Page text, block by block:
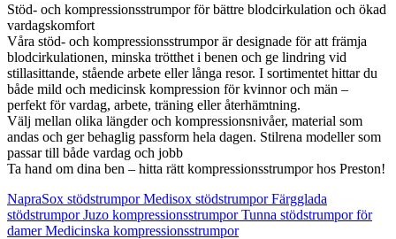
Stöd- och kompressionsstrumpor för bättre blodcirkulation och ökad
vardagskomfort
Våra stöd- och kompressionsstrumpor är designade för att främja
blodcirkulationen, minska trötthet i benen och ge lindring vid
stillasittande, stående arbete eller långa resor. I sortimentet hittar du
både mild och medicinsk kompression för kvinnor och män –
perfekt för vardag, arbete, träning eller återhämtning.
Välj mellan olika längder och kompressionsnivåer, material som
andas och ger behaglig passform hela dagen. Stilrena modeller som
passar till både vardag och jobb
Ta hand om dina ben – hitta rätt kompressionsstrumpor hos Preston!
NapraSox stödstrumporMedisox stödstrumporFärgglada
stödstrumporJuzo kompressionsstrumporTunna stödstrumpor för
damerMedicinska kompressionsstrumpor